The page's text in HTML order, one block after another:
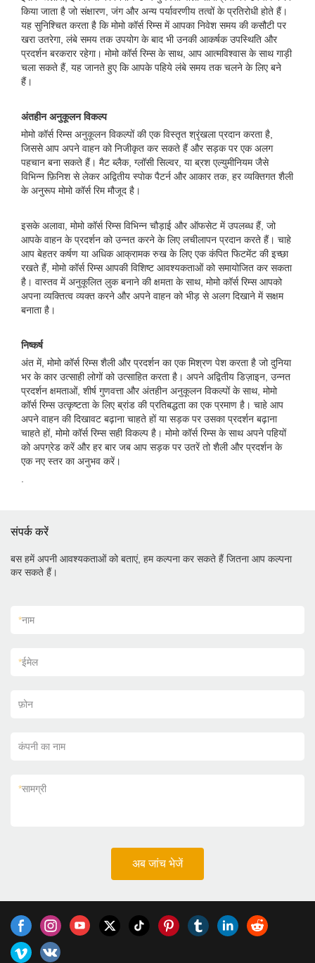
किया जाता है जो संक्षारण, जंग और अन्य पर्यावरणीय तत्वों के प्रतिरोधी होते हैं।
यह सुनिश्चित करता है कि मोमो कॉर्स रिम्स में आपका निवेश समय की कसौटी पर
खरा उतरेगा, लंबे समय तक उपयोग के बाद भी उनकी आकर्षक उपस्थिति और
प्रदर्शन बरकरार रहेगा। मोमो कॉर्स रिम्स के साथ, आप आत्मविश्वास के साथ गाड़ी
चला सकते हैं, यह जानते हुए कि आपके पहिये लंबे समय तक चलने के लिए बने
हैं।
अंतहीन अनुकूलन विकल्प
मोमो कॉर्स रिम्स अनुकूलन विकल्पों की एक विस्तृत श्रृंखला प्रदान करता है,
जिससे आप अपने वाहन को निजीकृत कर सकते हैं और सड़क पर एक अलग
पहचान बना सकते हैं। मैट ब्लैक, ग्लॉसी सिल्वर, या ब्रश एल्युमीनियम जैसे
विभिन्न फ़िनिश से लेकर अद्वितीय स्पोक पैटर्न और आकार तक, हर व्यक्तिगत शैली
के अनुरूप मोमो कॉर्स रिम मौजूद है।
इसके अलावा, मोमो कॉर्स रिम्स विभिन्न चौड़ाई और ऑफसेट में उपलब्ध हैं, जो
आपके वाहन के प्रदर्शन को उन्नत करने के लिए लचीलापन प्रदान करते हैं। चाहे
आप बेहतर कर्षण या अधिक आक्रामक रुख के लिए एक कंपित फिटमेंट की इच्छा
रखते हैं, मोमो कॉर्स रिम्स आपकी विशिष्ट आवश्यकताओं को समायोजित कर सकता
है। वास्तव में अनुकूलित लुक बनाने की क्षमता के साथ, मोमो कॉर्स रिम्स आपको
अपना व्यक्तित्व व्यक्त करने और अपने वाहन को भीड़ से अलग दिखाने में सक्षम
बनाता है।
निष्कर्ष
अंत में, मोमो कॉर्स रिम्स शैली और प्रदर्शन का एक मिश्रण पेश करता है जो दुनिया
भर के कार उत्साही लोगों को उत्साहित करता है। अपने अद्वितीय डिज़ाइन, उन्नत
प्रदर्शन क्षमताओं, शीर्ष गुणवत्ता और अंतहीन अनुकूलन विकल्पों के साथ, मोमो
कॉर्स रिम्स उत्कृष्टता के लिए ब्रांड की प्रतिबद्धता का एक प्रमाण है। चाहे आप
अपने वाहन की दिखावट बढ़ाना चाहते हों या सड़क पर उसका प्रदर्शन बढ़ाना
चाहते हों, मोमो कॉर्स रिम्स सही विकल्प है। मोमो कॉर्स रिम्स के साथ अपने पहियों
को अपग्रेड करें और हर बार जब आप सड़क पर उतरें तो शैली और प्रदर्शन के
एक नए स्तर का अनुभव करें।
संपर्क करें
बस हमें अपनी आवश्यकताओं को बताएं, हम कल्पना कर सकते हैं जितना आप कल्पना
कर सकते हैं।
*नाम
*ईमेल
फ़ोन
कंपनी का नाम
*सामग्री
अब जांच भेजें